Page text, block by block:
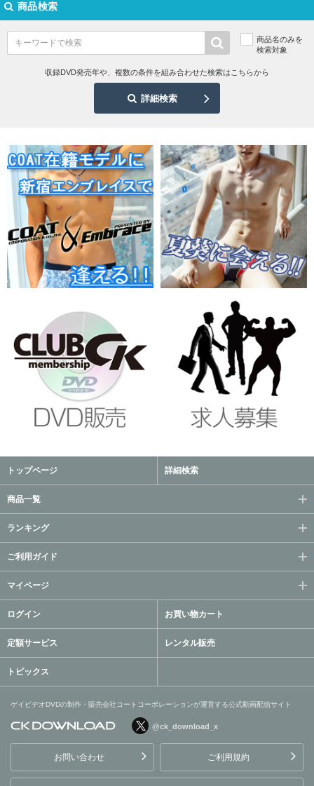
商品検索
商品名のみを
検索対象
収録DVD発売年や、複数の条件を組み合わせた検索はこちらから
詳細検索
トップページ 詳細検索
商品一覧
ランキング
ご利用ガイド
マイページ
ログイン お買い物カート
定額サービス レンタル販売
トピックス
ゲイビデオDVDの制作・販売会社コートコーポレーションが運営する公式動画配信サイト
ョンが運営する公式動画配
信サイト
@ck_download_x
お問い合わせ ご利用規約